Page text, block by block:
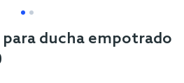
ducha empotrado